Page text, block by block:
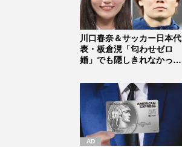
川口春奈＆サッカー日本代
表・板倉滉「匂わせゼロ
婚」でも隠しきれなかった